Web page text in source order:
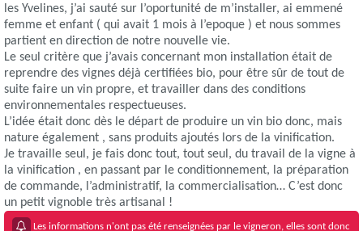
les Yvelines, j’ai sauté sur l’oportunité de m’installer, ai emmené
femme et enfant ( qui avait 1 mois à l’epoque ) et nous sommes
partient en direction de notre nouvelle vie.
Le seul critère que j’avais concernant mon installation était de
reprendre des vignes déjà certifiées bio, pour être sûr de tout de
suite faire un vin propre, et travailler dans des conditions
environnementales respectueuses.
L’idée était donc dès le départ de produire un vin bio donc, mais
nature également , sans produits ajoutés lors de la vinification.
Je travaille seul, je fais donc tout, tout seul, du travail de la vigne à
la vinification , en passant par le conditionnement, la préparation
de commande, l’administratif, la commercialisation… C’est donc
un petit vignoble très artisanal !
Les informations n'ont pas été renseignées par le vigneron, elles sont donc